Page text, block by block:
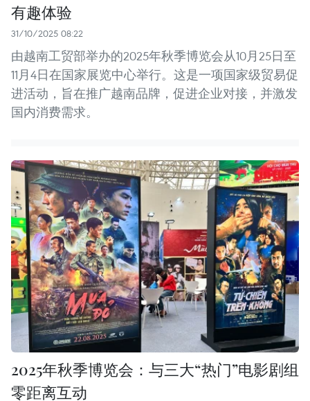
有趣体验
31/10/2025 08:22
由越南工贸部举办的2025年秋季博览会从10月25日至
11月4日在国家展览中心举行。这是一项国家级贸易促
进活动，旨在推广越南品牌，促进企业对接，并激发
国内消费需求。
2025年秋季博览会：与三大“热门”电影剧组
零距离互动